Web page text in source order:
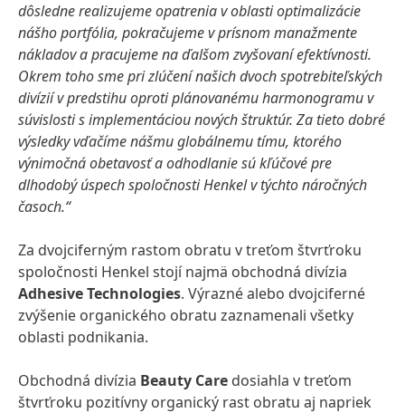
dôsledne realizujeme opatrenia v oblasti optimalizácie
nášho portfólia, pokračujeme v prísnom manažmente
nákladov a pracujeme na ďalšom zvyšovaní efektívnosti.
Okrem toho sme pri zlúčení našich dvoch spotrebiteľských
divízií v predstihu oproti plánovanému harmonogramu v
súvislosti s implementáciou nových štruktúr. Za tieto dobré
výsledky vďačíme nášmu globálnemu tímu, ktorého
výnimočná obetavosť a odhodlanie sú kľúčové pre
dlhodobý úspech spoločnosti Henkel v týchto náročných
časoch.“
Za dvojciferným rastom obratu v treťom štvrťroku
spoločnosti Henkel stojí najmä obchodná divízia
Adhesive Technologies. Výrazné alebo dvojciferné
zvýšenie organického obratu zaznamenali všetky
oblasti podnikania.
Obchodná divízia Beauty Care dosiahla v treťom
štvrťroku pozitívny organický rast obratu aj napriek